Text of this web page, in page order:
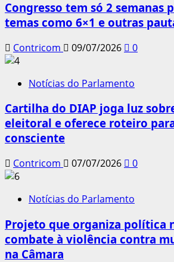
Congresso tem só 2 semanas
temas como 6×1 e outras
Contricom 09/07/2026 0
Notícias do Parlamento
Cartilha do DIAP joga luz
eleitoral e oferece roteiro
consciente
Contricom 07/07/2026 0
Notícias do Parlamento
Projeto que organiza política
combate à violência contra
na Câmara